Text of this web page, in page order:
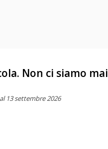
Non ci siamo mai
13 settembre 2026